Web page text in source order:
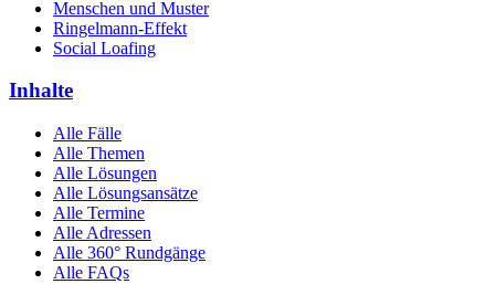
Menschen und Muster
Ringelmann-Effekt
Social Loafing
Inhalte
Alle Fälle
Alle Themen
Alle Lösungen
Alle Lösungsansätze
Alle Termine
Alle Adressen
Alle 360° Rundgänge
Alle FAQs